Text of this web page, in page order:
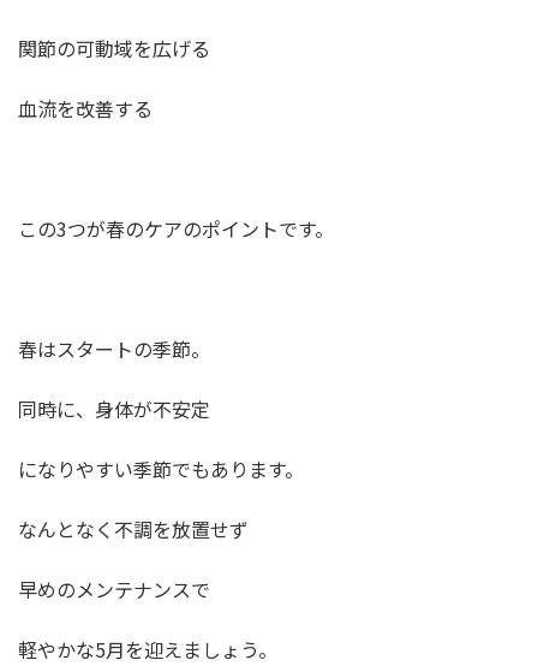
関節の可動域を広げる
血流を改善する
この3つが春のケアのポイントです。
春はスタートの季節。
同時に、身体が不安定
になりやすい季節でもあります。
なんとなく不調を放置せず
早めのメンテナンスで
軽やかな5月を迎えましょう。